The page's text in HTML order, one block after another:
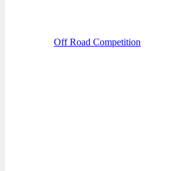
Off Road Competition